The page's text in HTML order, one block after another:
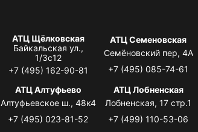
АТЦ Щёлковская
Байкальская ул.,
1/3с12
+7 (495) 162-90-81
АТЦ Семеновская
Семёновский пер, 4А
+7 (495) 085-74-61
АТЦ Алтуфьево
Алтуфьевское ш., 48к4
+7 (495) 023-81-52
АТЦ Лобненская
Лобненская, 17 стр.1
+7 (499) 110-53-06